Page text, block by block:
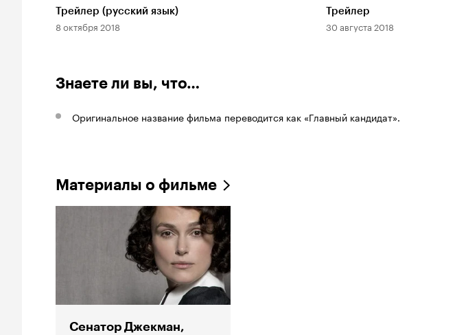
Трейлер (русский язык)
8 октября 2018
Трейлер
30 августа 2018
Знаете ли вы, что…
Оригинальное название фильма переводится как «Главный кандидат».
Материалы о фильме
Сенатор Джекман,